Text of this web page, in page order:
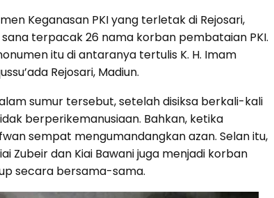
Keganasan PKI yang terletak di Rejosari,
terpacak 26 nama korban pembataian PKI.
itu di antaranya tertulis K. H. Imam
Rejosari, Madiun.
sumur tersebut, setelah disiksa berkali-kali
berperikemanusiaan. Bahkan, ketika
sempat mengumandangkan azan. Selan itu,
Zubeir dan Kiai Bawani juga menjadi korban
secara bersama-sama.